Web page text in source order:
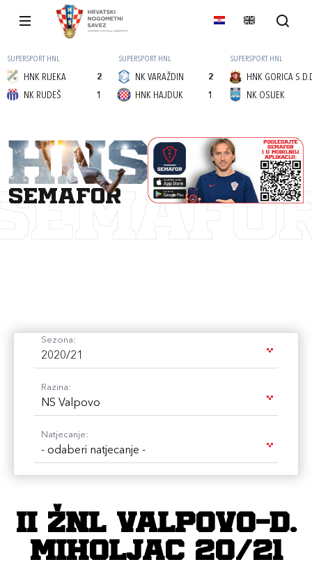
SUPERSPORT HNL
HNK RIJEKA
2
1
NK RUDEŠ
SUPERSPORT HNL
NK VARAŽDIN
2
1
HNK HAJDUK
SUPERSPORT HNL
HNK GORICA
NK OSIJEK
semafor
Sezona:
2020/21
Razina:
NS Valpovo
Natjecanje:
- odaberi natjecanje -
II ŽNL VALPOVO-D.
MIHOLJAC 20/21